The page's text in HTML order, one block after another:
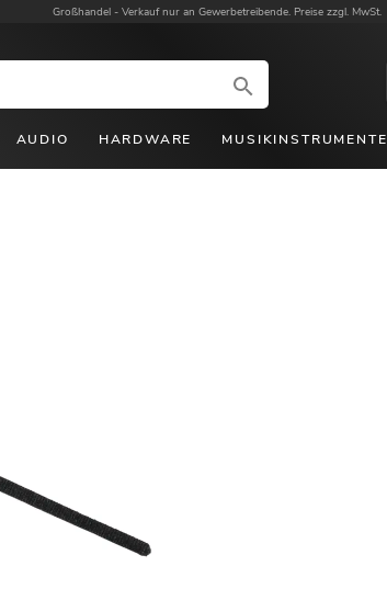
Großhandel - Verkauf nur an Gewerbetreibende. Preise zzgl. MwSt.
AUDIO HARDWARE MUSIKINSTRUMENTE